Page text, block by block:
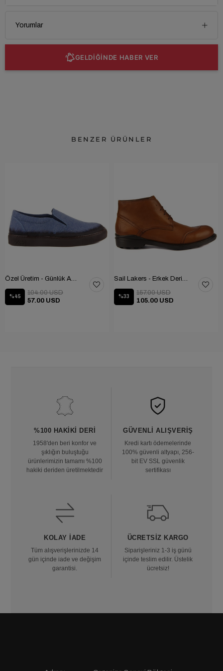
Yorumlar
GELDİĞİNDE HABER VER
BENZER ÜRÜNLER
%45
57.00 USD
104.00 USD
%33
105.00 USD
157.00 USD
%100 HAKIKI DERI
1958'den beri konfor ve
şıklığın buluştuğu
ürünlerimizin tamamı %100
hakiki deriden üretilmektedir
GÜVENLI ALIŞVERIŞ
Kredi kartı ödemelerinde
100% güvenli altyapı, 256-
bit EV SSL güvenlik
sertifikası
KOLAY İADE
Tüm alışverişlerinizde 14
gün içinde iade ve değişim
garantisi.
ÜCRETSIZ KARGO
Siparişleriniz 1-3 iş günü
içinde teslim edilir. Üstelik
ücretsiz!